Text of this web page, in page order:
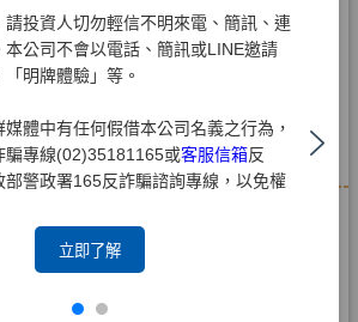
請投資人切勿輕信不明來電、簡訊、連
本公司不會以電話、簡訊或LINE邀請
「明牌體驗」等。
體中有任何假借本公司名義之行為，
騙專線(02)35181165或客服信箱反
部警政署165反詐騙諮詢專線，以免權
立即了解